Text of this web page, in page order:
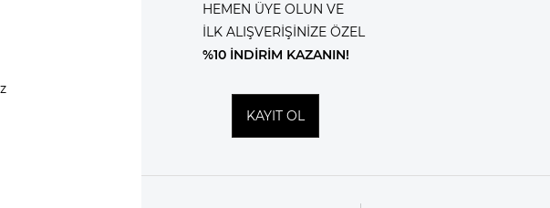
HEMEN ÜYE OLUN VE
İLK ALIŞVERİŞİNİZE ÖZEL
%10 İNDİRİM KAZANIN!
KAYIT OL